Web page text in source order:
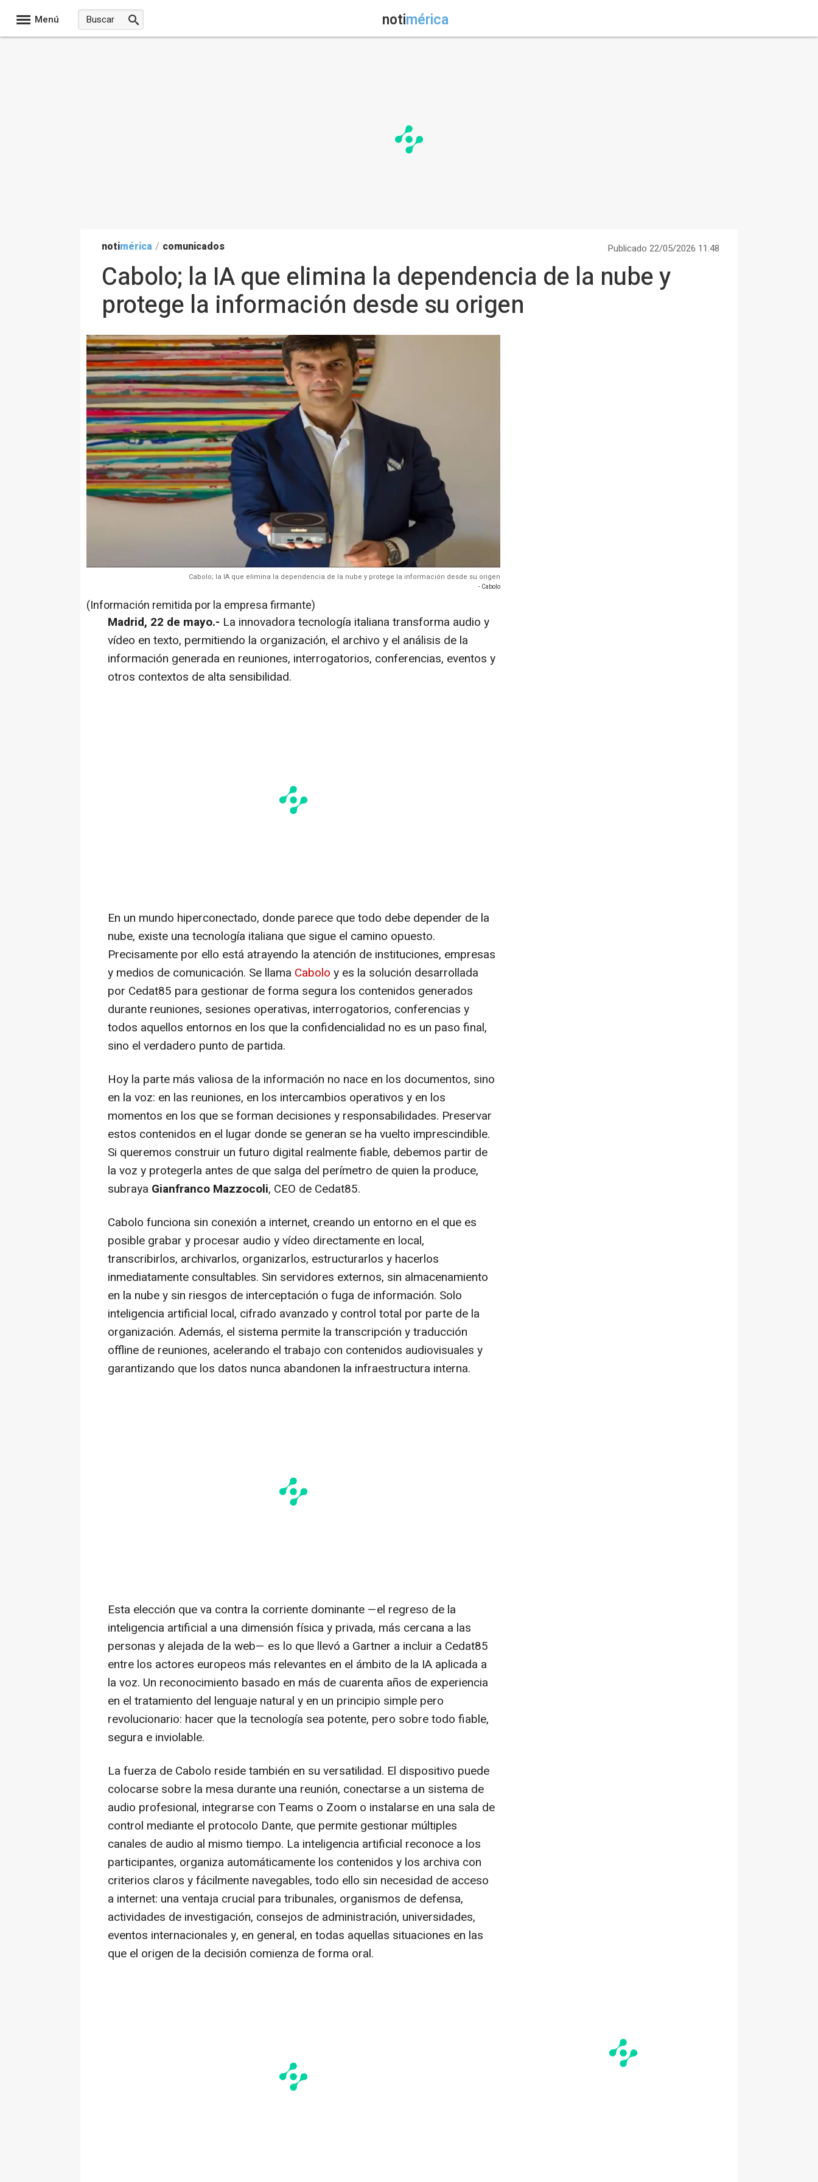
Menú notimérica
notimérica / comunicados Publicado 22/05/2026 11:48
Cabolo; la IA que elimina la dependencia de la nube y
protege la información desde su origen
Cabolo; la IA que elimina la dependencia de la nube y protege la información desde su origen
- Cabolo
(Información remitida por la empresa firmante)
Madrid, 22 de mayo.- La innovadora tecnología italiana transforma audio y
vídeo en texto, permitiendo la organización, el archivo y el análisis de la
información generada en reuniones, interrogatorios, conferencias, eventos y
otros contextos de alta sensibilidad.
En un mundo hiperconectado, donde parece que todo debe depender de la
nube, existe una tecnología italiana que sigue el camino opuesto.
Precisamente por ello está atrayendo la atención de instituciones, empresas
y medios de comunicación. Se llama Cabolo y es la solución desarrollada
por Cedat85 para gestionar de forma segura los contenidos generados
durante reuniones, sesiones operativas, interrogatorios, conferencias y
todos aquellos entornos en los que la confidencialidad no es un paso final,
sino el verdadero punto de partida.
Hoy la parte más valiosa de la información no nace en los documentos, sino
en la voz: en las reuniones, en los intercambios operativos y en los
momentos en los que se forman decisiones y responsabilidades. Preservar
estos contenidos en el lugar donde se generan se ha vuelto imprescindible.
Si queremos construir un futuro digital realmente fiable, debemos partir de
la voz y protegerla antes de que salga del perímetro de quien la produce,
subraya Gianfranco Mazzocoli, CEO de Cedat85.
Cabolo funciona sin conexión a internet, creando un entorno en el que es
posible grabar y procesar audio y vídeo directamente en local,
transcribirlos, archivarlos, organizarlos, estructurarlos y hacerlos
inmediatamente consultables. Sin servidores externos, sin almacenamiento
en la nube y sin riesgos de interceptación o fuga de información. Solo
inteligencia artificial local, cifrado avanzado y control total por parte de la
organización. Además, el sistema permite la transcripción y traducción
offline de reuniones, acelerando el trabajo con contenidos audiovisuales y
garantizando que los datos nunca abandonen la infraestructura interna.
Esta elección que va contra la corriente dominante —el regreso de la
inteligencia artificial a una dimensión física y privada, más cercana a las
personas y alejada de la web— es lo que llevó a Gartner a incluir a Cedat85
entre los actores europeos más relevantes en el ámbito de la IA aplicada a
la voz. Un reconocimiento basado en más de cuarenta años de experiencia
en el tratamiento del lenguaje natural y en un principio simple pero
revolucionario: hacer que la tecnología sea potente, pero sobre todo fiable,
segura e inviolable.
La fuerza de Cabolo reside también en su versatilidad. El dispositivo puede
colocarse sobre la mesa durante una reunión, conectarse a un sistema de
audio profesional, integrarse con Teams o Zoom o instalarse en una sala de
control mediante el protocolo Dante, que permite gestionar múltiples
canales de audio al mismo tiempo. La inteligencia artificial reconoce a los
participantes, organiza automáticamente los contenidos y los archiva con
criterios claros y fácilmente navegables, todo ello sin necesidad de acceso
a internet: una ventaja crucial para tribunales, organismos de defensa,
actividades de investigación, consejos de administración, universidades,
eventos internacionales y, en general, en todas aquellas situaciones en las
que el origen de la decisión comienza de forma oral.